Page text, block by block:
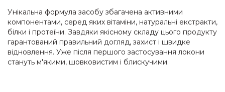
Унікальна формула засобу збагачена активними
компонентами, серед яких вітаміни, натуральні екстракти,
білки і протеїни. Завдяки якісному складу цього продукту
гарантований правильний догляд, захист і швидке
відновлення. Уже після першого застосування локони
стануть м'якими, шовковистим і блискучими.